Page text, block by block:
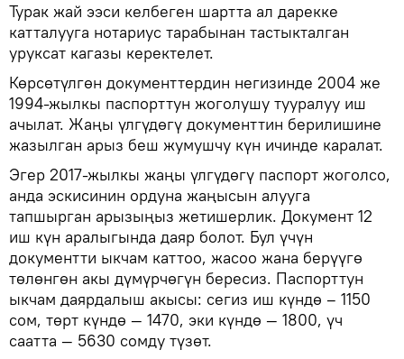
Турак жай ээси келбеген шартта ал дарекке
катталууга нотариус тарабынан тастыкталган
уруксат кагазы керектелет.
Көрсөтүлгөн документтердин негизинде 2004 же
1994-жылкы паспорттун жоголушу тууралуу иш
ачылат. Жаңы үлгүдөгү документтин берилишине
жазылган арыз беш жумушчу күн ичинде каралат.
Эгер 2017-жылкы жаңы үлгүдөгү паспорт жоголсо,
анда эскисинин ордуна жаңысын алууга
тапшырган арызыңыз жетишерлик. Документ 12
иш күн аралыгында даяр болот. Бул үчүн
документти ыкчам каттоо, жасоо жана берүүгө
төлөнгөн акы дүмүрчөгүн бересиз. Паспорттун
ыкчам даярдалыш акысы: сегиз иш күндө – 1150
сом, төрт күндө — 1470, эки күндө — 1800, үч
саатта — 5630 сомду түзөт.